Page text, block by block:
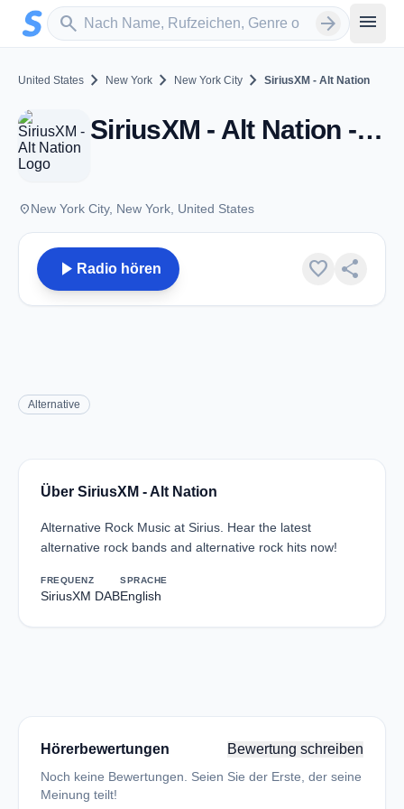
Zum Hauptinhalt springen
search
Sender suchen arrow_forward menu
United States chevron_right New York chevron_right New York City chevron_right SiriusXM - Alt Nation
SiriusXM - Alt Nation - DAB SiriusXM - New York City, NY
placeNew York City, New York, United States
play_arrow Radio hören favorite share
Alternative
Über SiriusXM - Alt Nation
Alternative Rock Music at Sirius. Hear the latest
alternative rock bands and alternative rock hits now!
FREQUENZ
SiriusXM DAB
SPRACHE
English
Hörerbewertungen Bewertung schreiben
Noch keine Bewertungen. Seien Sie der Erste, der seine
Meinung teilt!